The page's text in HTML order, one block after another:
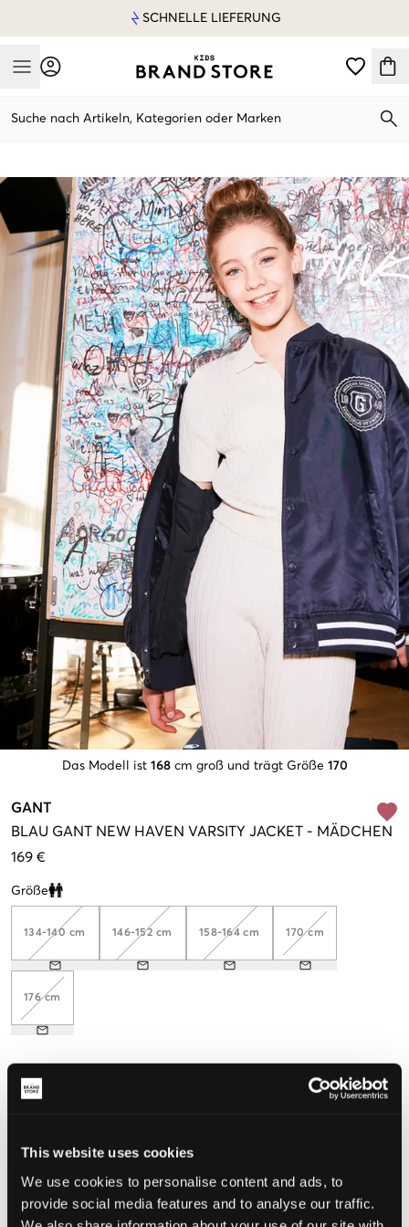
This website uses cookies
We use cookies to personalise content and ads, to
provide social media features and to analyse our traffic.
SCHNELLE LIEFERUNG
Mobile Menu
Suche nach Artikeln, Kategorien oder Marken
Das Modell ist 168 cm groß und trägt Größe 170
GANT
BLAU GANT NEW HAVEN VARSITY JACKET - MÄDCHEN
169 €
Größe
Clone modal
134-140 cm 146-152 cm 158-164 cm 170 cm
176 cm
Wahrgenommene Größe
GRÖSSENBERATER
WÄHLEN SIE EINE GRÖSSE